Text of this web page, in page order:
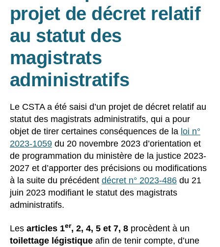
projet de décret relatif
au statut des
magistrats
administratifs
Le CSTA a été saisi d’un projet de décret relatif au
statut des magistrats administratifs, qui a pour
objet de tirer certaines conséquences de la loi n°
2023-1059 du 20 novembre 2023 d’orientation et
de programmation du ministère de la justice 2023-
2027 et d’apporter des précisions ou modifications
à la suite du précédent décret n° 2023-486 du 21
juin 2023 modifiant le statut des magistrats
administratifs.
Les articles 1er, 2, 4, 5 et 7, 8 procèdent à un
toilettage légistique afin de tenir compte, d’une